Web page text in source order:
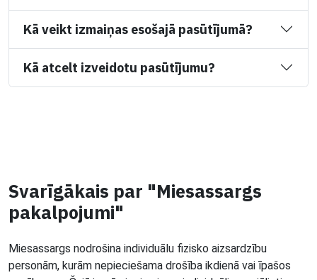
Kā veikt izmaiņas esošajā pasūtījumā?
Kā atcelt izveidotu pasūtījumu?
Svarīgākais par "Miesassargs
pakalpojumi"
Miesassargs nodrošina individuālu fizisko aizsardzību
personām, kurām nepieciešama drošība ikdienā vai īpašos